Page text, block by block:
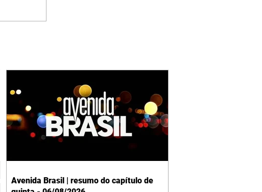
Avenida Brasil | resumo do capítulo de